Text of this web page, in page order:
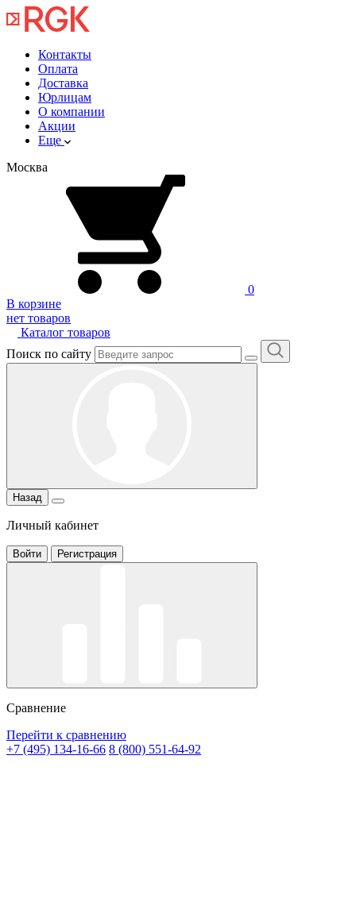
Контакты
Оплата
Доставка
Юрлицам
О компании
Акции
Еще
Москва
0
В корзине
нет товаров
Каталог товаров
Поиск по сайту
Назад
Личный кабинет
Войти Регистрация
Сравнение
Перейти к сравнению
+7 (495) 134-16-66 8 (800) 551-64-92